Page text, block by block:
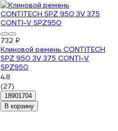
732 ₽
Клиновой ремень CONTITECH
SPZ 950 3V 375 CONTI-V
SPZ950
4.8
(27)
18901704
В корзину